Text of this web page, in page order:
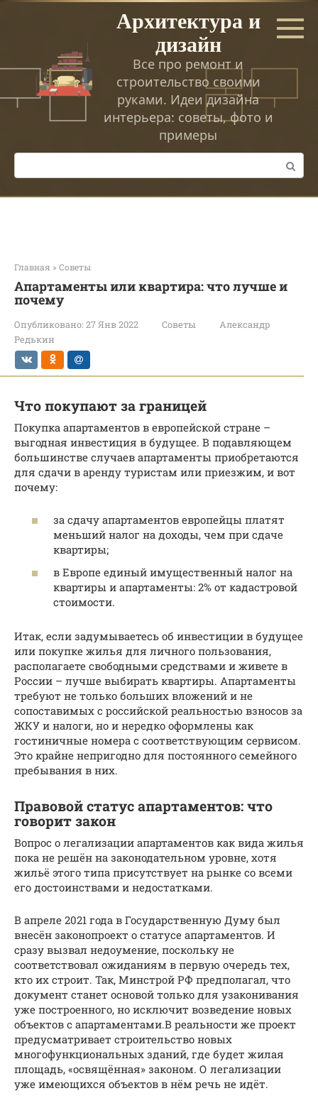
Перейти
Архитектура и
дизайн
Все про ремонт и
строительство своими
руками. Идеи дизайна
интерьера: советы, фото и
примеры
Поиск:
Главная » Советы
Апартаменты или квартира: что лучше и
почему
Опубликовано: 27 Янв 2022 Советы
Александр
Редькин
Что покупают за границей
Покупка апартаментов в европейской стране –
выгодная инвестиция в будущее. В подавляющем
большинстве случаев апартаменты приобретаются
для сдачи в аренду туристам или приезжим, и вот
почему:
за сдачу апартаментов европейцы платят
меньший налог на доходы, чем при сдаче
квартиры;
в Европе единый имущественный налог на
квартиры и апартаменты: 2% от кадастровой
стоимости.
Итак, если задумываетесь об инвестиции в будущее
или покупке жилья для личного пользования,
располагаете свободными средствами и живете в
России – лучше выбирать квартиры. Апартаменты
требуют не только больших вложений и не
сопоставимых с российской реальностью взносов за
ЖКУ и налоги, но и нередко оформлены как
гостиничные номера с соответствующим сервисом.
Это крайне непригодно для постоянного семейного
пребывания в них.
Правовой статус апартаментов: что
говорит закон
Вопрос о легализации апартаментов как вида жилья
пока не решён на законодательном уровне, хотя
жильё этого типа присутствует на рынке со всеми
его достоинствами и недостатками.
В апреле 2021 года в Государственную Думу был
внесён законопроект о статусе апартаментов. И
сразу вызвал недоумение, поскольку не
соответствовал ожиданиям в первую очередь тех,
кто их строит. Так, Минстрой РФ предполагал, что
документ станет основой только для узаконивания
уже построенного, но исключит возведение новых
объектов с апартаментами.В реальности же проект
предусматривает строительство новых
многофункциональных зданий, где будет жилая
площадь, «освящённая» законом. О легализации
уже имеющихся объектов в нём речь не идёт.